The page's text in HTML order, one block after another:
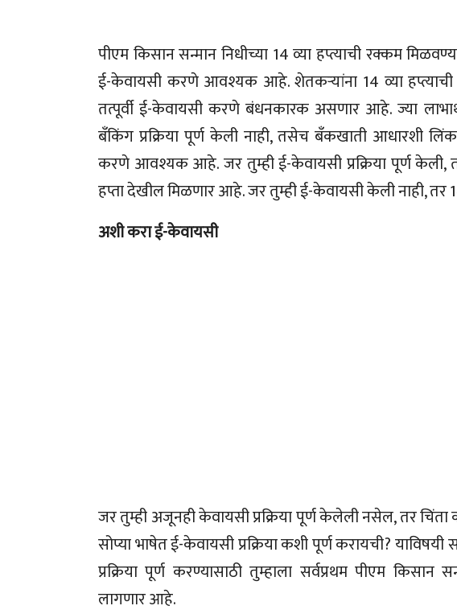
पीएम किसान सन्मान निधीच्या 14 व्या हप्त्याची रक्कम
ई-केवायसी करणे आवश्यक आहे. शेतकऱ्यांना 14 व्या हप्त्याची
तत्पूर्वी ई-केवायसी करणे बंधनकारक असणार आहे. ज्या
बँकिंग प्रक्रिया पूर्ण केली नाही, तसेच बँकखाती आधारशी
करणे आवश्यक आहे. जर तुम्ही ई-केवायसी प्रक्रिया पूर्ण केली, तर
हप्ता देखील मिळणार आहे. जर तुम्ही ई-केवायसी केली नाही,
अशी करा ई-केवायसी
जर तुम्ही अजूनही केवायसी प्रक्रिया पूर्ण केलेली नसेल, तर
सोप्या भाषेत ई-केवायसी प्रक्रिया कशी पूर्ण करायची?
प्रक्रिया पूर्ण करण्यासाठी तुम्हाला सर्वप्रथम पीएम
लागणार आहे.